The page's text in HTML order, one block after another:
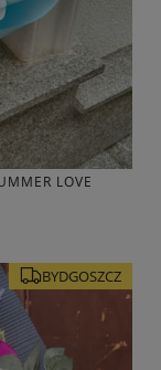
LOVE
BYDGOSZCZ